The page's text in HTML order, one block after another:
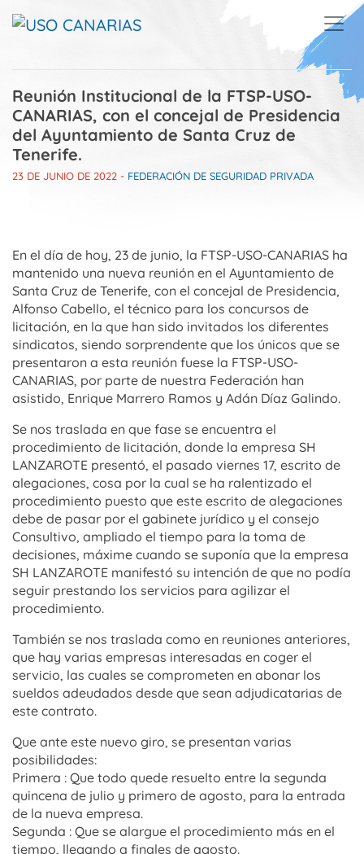
Reunión Institucional de la FTSP-USO-
CANARIAS, con el concejal de Presidencia
del Ayuntamiento de Santa Cruz de
Tenerife.
23 DE JUNIO DE 2022 - FEDERACIÓN DE SEGURIDAD PRIVADA
En el día de hoy, 23 de junio, la FTSP-USO-CANARIAS ha
mantenido una nueva reunión en el Ayuntamiento de
Santa Cruz de Tenerife, con el concejal de Presidencia,
Alfonso Cabello, el técnico para los concursos de
licitación, en la que han sido invitados los diferentes
sindicatos, siendo sorprendente que los únicos que se
presentaron a esta reunión fuese la FTSP-USO-
CANARIAS, por parte de nuestra Federación han
asistido, Enrique Marrero Ramos y Adán Díaz Galindo.
Se nos traslada en que fase se encuentra el
procedimiento de licitación, donde la empresa SH
LANZAROTE presentó, el pasado viernes 17, escrito de
alegaciones, cosa por la cual se ha ralentizado el
procedimiento puesto que este escrito de alegaciones
debe de pasar por el gabinete jurídico y el consejo
Consultivo, ampliado el tiempo para la toma de
decisiones, máxime cuando se suponía que la empresa
SH LANZAROTE manifestó su intención de que no podía
seguir prestando los servicios para agilizar el
procedimiento.
También se nos traslada como en reuniones anteriores,
que hay varias empresas interesadas en coger el
servicio, las cuales se comprometen en abonar los
sueldos adeudados desde que sean adjudicatarias de
este contrato.
Que ante este nuevo giro, se presentan varias
posibilidades:
Primera : Que todo quede resuelto entre la segunda
quincena de julio y primero de agosto, para la entrada
de la nueva empresa.
Segunda : Que se alargue el procedimiento más en el
tiempo, llegando a finales de agosto.